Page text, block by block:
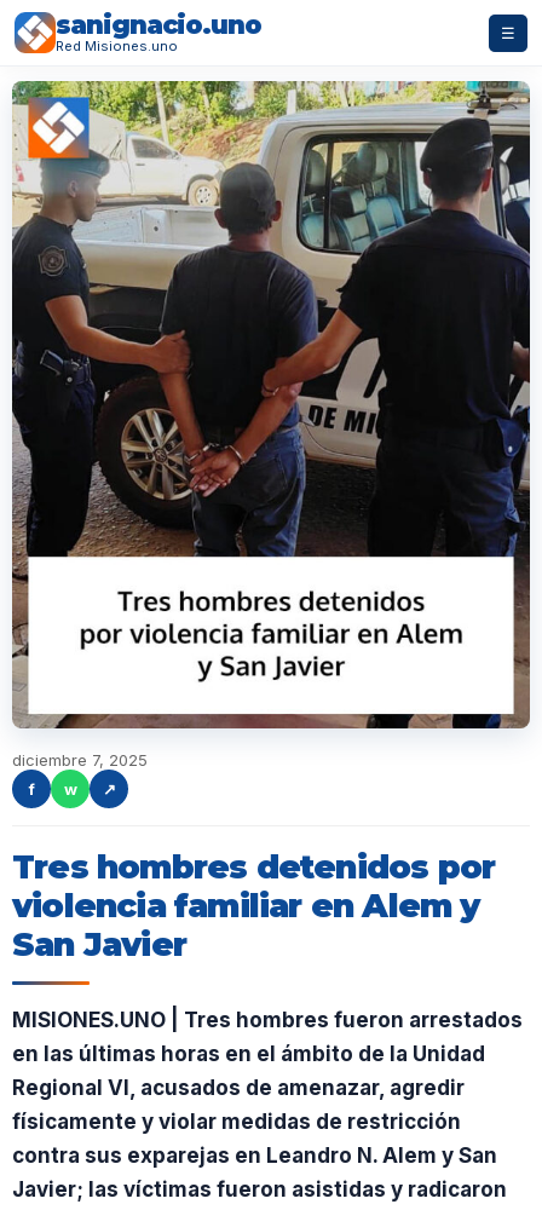
sanignacio.uno
Red Misiones.uno
☰
diciembre 7, 2025
f
w ↗
Tres hombres detenidos por
violencia familiar en Alem y
San Javier
MISIONES.UNO | Tres hombres fueron arrestados
en las últimas horas en el ámbito de la Unidad
Regional VI, acusados de amenazar, agredir
físicamente y violar medidas de restricción
contra sus exparejas en Leandro N. Alem y San
Javier; las víctimas fueron asistidas y radicaron